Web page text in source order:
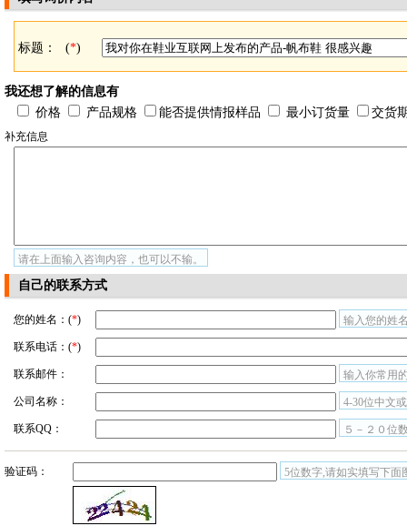
标题： (*)
我还想了解的信息有
价格
产品规格 能否提供情报样品 最小订货量 交货
补充信息
请在上面输入咨询内容，也可以不输。
自己的联系方式
您的姓名：(*) 输入您的姓
联系电话：(*)
联系邮件： 输入你常用
公司名称： 4-30位中文
联系QQ： ５－２０位
验证码： 5位数字,请如实填写下面